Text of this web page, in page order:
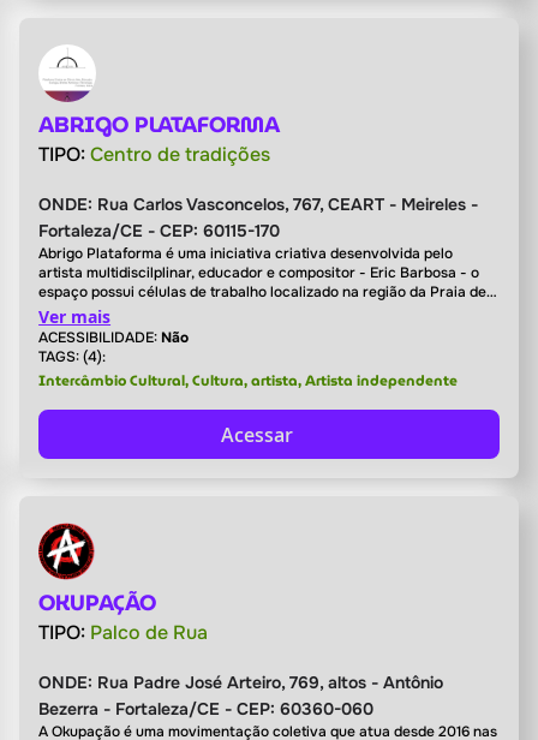
ABRIGO PLATAFORMA
TIPO:Centro de tradições
ONDE: Rua Carlos Vasconcelos, 767, CEART - Meireles -
Fortaleza/CE - CEP: 60115-170
Abrigo Plataforma é uma iniciativa criativa desenvolvida pelo
artista multidiscilplinar, educador e compositor - Eric Barbosa - o
espaço possui células de trabalho localizado na região da Praia de
Iracema e Centro na cidade de Fortaleza (Ceará, Brasil); suas ações
tem base em arte, ciência, cultura e tecnologia.
Ver mais
ACESSIBILIDADE: Não
TAGS: (4):
Intercâmbio Cultural, Cultura, artista, Artista independente
Acessar
OKUPAÇÃO
TIPO: Palco de Rua
ONDE: Rua Padre José Arteiro, 769, altos - Antônio
Bezerra - Fortaleza/CE - CEP: 60360-060
A Okupação é uma movimentação coletiva que atua desde 2016 nas